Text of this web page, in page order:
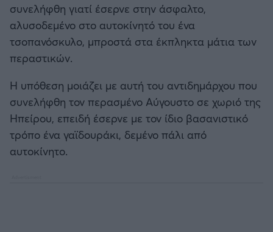
Μπαρτσελόνα
Ρεάλ Μαδρίτης
Μάντσεστερ Γιουνάιτεντ
Μάντσεστερ Σίτι
συνελήφθη γιατί έσερνε στην άσφαλτο,
αλυσοδεμένο στο αυτοκίνητό του ένα
τσοπανόσκυλο, μπροστά στα έκπληκτα μάτια των
περαστικών.
Η υπόθεση μοιάζει με αυτή του αντιδημάρχου που
συνελήφθη τον περασμένο Αύγουστο σε χωριό της
Ηπείρου, επειδή έσερνε με τον ίδιο βασανιστικό
τρόπο ένα γαϊδουράκι, δεμένο πάλι από
αυτοκίνητο.